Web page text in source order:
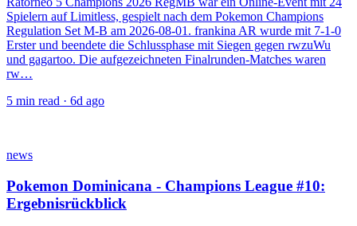
Spielern auf Limitless, gespielt nach dem Pokemon Champions
Regulation Set M-B am 2026-08-01. frankina AR wurde mit 7-1-0
Erster und beendete die Schlussphase mit Siegen gegen rwzuWu
und gagartoo. Die aufgezeichneten Finalrunden-Matches waren
rw…
5 min read · 6d ago
news
Pokemon Dominicana - Champions League #10:
Ergebnisrückblick